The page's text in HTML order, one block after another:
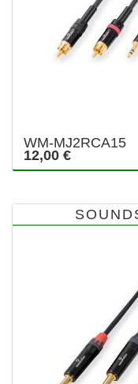
WM-MJ2RCA15
12,00 €